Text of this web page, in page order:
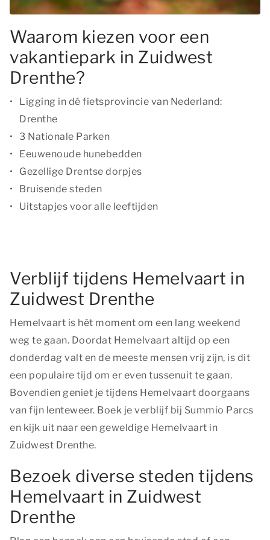
Waarom kiezen voor een
vakantiepark in Zuidwest
Drenthe?
Ligging in dé fietsprovincie van Nederland:
Drenthe
3 Nationale Parken
Eeuwenoude hunebedden
Gezellige Drentse dorpjes
Bruisende steden
Uitstapjes voor alle leeftijden
Verblijf tijdens Hemelvaart in
Zuidwest Drenthe
Hemelvaart is hét moment om een lang weekend
weg te gaan. Doordat Hemelvaart altijd op een
donderdag valt en de meeste mensen vrij zijn, is dit
een populaire tijd om er even tussenuit te gaan.
Bovendien geniet je tijdens Hemelvaart doorgaans
van fijn lenteweer. Boek je verblijf bij Summio Parcs
en kijk uit naar een geweldige Hemelvaart in
Zuidwest Drenthe.
Bezoek diverse steden tijdens
Hemelvaart in Zuidwest
Drenthe